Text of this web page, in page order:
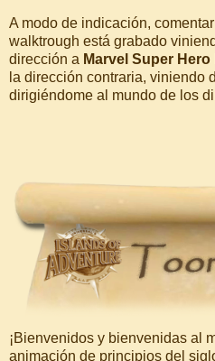
A modo de indicación,
walktrough está grabado
dirección a Marvel Super Hero
la dirección contraria, viniendo
dirigiéndome al mundo de los
¡Bienvenidos y bienvenidas al
animación de principios del